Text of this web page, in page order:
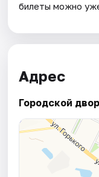
билеты можно
Адрес
Городской